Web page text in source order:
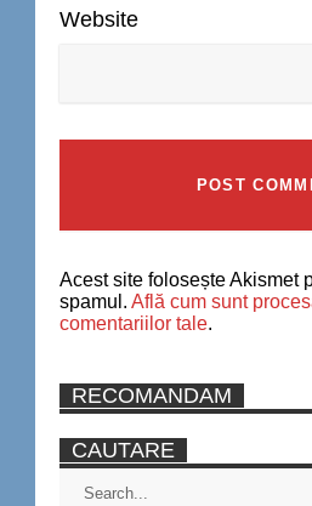
Website
Acest site folosește Akismet
spamul. Află cum sunt
comentariilor tale.
RECOMANDAM
CAUTARE